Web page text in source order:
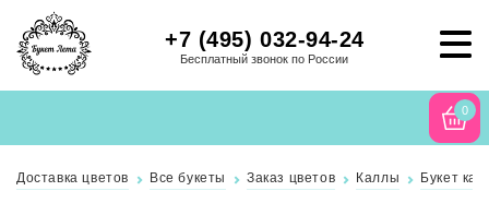
+7 (495) 032-94-24
Бесплатный звонок по России
0
Доставка цветов Все букеты Заказ цветов Каллы Букет